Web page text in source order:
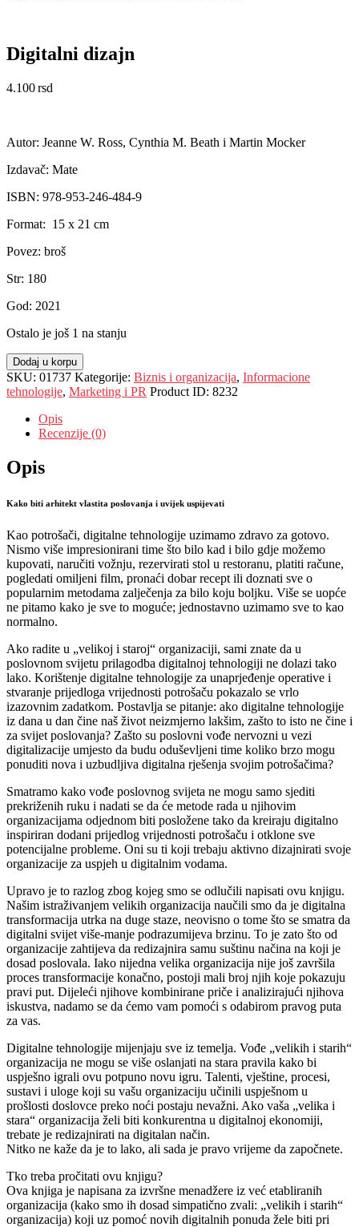
Digitalni dizajn
4.100rsd
Autor: Jeanne W. Ross, Cynthia M. Beath i Martin Mocker
Izdavač: Mate
ISBN: 978-953-246-484-9
Format: 15 x 21 cm
Povez: broš
Str: 180
God: 2021
Ostalo je još 1 na stanju
Dodaj u korpu
SKU: 01737 Kategorije: Biznis i organizacija, Informacione
tehnologije, Marketing i PR Product ID: 8232
Opis
Recenzije (0)
Opis
Kako biti arhitekt vlastita poslovanja i uvijek uspijevati
Kao potrošači, digitalne tehnologije uzimamo zdravo za gotovo.
Nismo više impresionirani time što bilo kad i bilo gdje možemo
kupovati, naručiti vožnju, rezervirati stol u restoranu, platiti račune,
pogledati omiljeni film, pronaći dobar recept ili doznati sve o
popularnim metodama zalječenja za bilo koju boljku. Više se uopće
ne pitamo kako je sve to moguće; jednostavno uzimamo sve to kao
normalno.
Ako radite u „velikoj i staroj“ organizaciji, sami znate da u
poslovnom svijetu prilagodba digitalnoj tehnologiji ne dolazi tako
lako. Korištenje digitalne tehnologije za unaprjeđenje operative i
stvaranje prijedloga vrijednosti potrošaču pokazalo se vrlo
izazovnim zadatkom. Postavlja se pitanje: ako digitalne tehnologije
iz dana u dan čine naš život neizmjerno lakšim, zašto to isto ne čine i
za svijet poslovanja? Zašto su poslovni vođe nervozni u vezi
digitalizacije umjesto da budu oduševljeni time koliko brzo mogu
ponuditi nova i uzbudljiva digitalna rješenja svojim potrošačima?
Smatramo kako vođe poslovnog svijeta ne mogu samo sjediti
prekriženih ruku i nadati se da će metode rada u njihovim
organizacijama odjednom biti posložene tako da kreiraju digitalno
inspiriran dodani prijedlog vrijednosti potrošaču i otklone sve
potencijalne probleme. Oni su ti koji trebaju aktivno dizajnirati svoje
organizacije za uspjeh u digitalnim vodama.
Upravo je to razlog zbog kojeg smo se odlučili napisati ovu knjigu.
Našim istraživanjem velikih organizacija naučili smo da je digitalna
transformacija utrka na duge staze, neovisno o tome što se smatra da
digitalni svijet više-manje podrazumijeva brzinu. To je zato što od
organizacije zahtijeva da redizajnira samu suštinu načina na koji je
dosad poslovala. Iako nijedna velika organizacija nije još završila
proces transformacije konačno, postoji mali broj njih koje pokazuju
pravi put. Dijeleći njihove kombinirane priče i analizirajući njihova
iskustva, nadamo se da ćemo vam pomoći s odabirom pravog puta
za vas.
Digitalne tehnologije mijenjaju sve iz temelja. Vođe „velikih i starih“
organizacija ne mogu se više oslanjati na stara pravila kako bi
uspješno igrali ovu potpuno novu igru. Talenti, vještine, procesi,
sustavi i uloge koji su vašu organizaciju učinili uspješnom u
prošlosti doslovce preko noći postaju nevažni. Ako vaša „velika i
stara“ organizacija želi biti konkurentna u digitalnoj ekonomiji,
trebate je redizajnirati na digitalan način.
Nitko ne kaže da je to lako, ali sada je pravo vrijeme da započnete.
Tko treba pročitati ovu knjigu?
Ova knjiga je napisana za izvršne menadžere iz već etabliranih
organizacija (kako smo ih dosad simpatično zvali: „velikih i starih“
organizacija) koji uz pomoć novih digitalnih ponuda žele biti pri